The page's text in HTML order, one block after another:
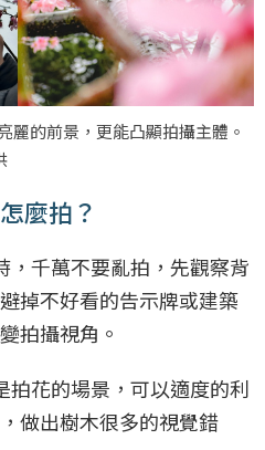
麗的前景，更能凸顯拍攝主體。
麼拍？
，千萬不要亂拍，先觀察背
掉不好看的告示牌或建築
拍攝視角。
拍花的場景，可以適度的利
做出樹木很多的視覺錯